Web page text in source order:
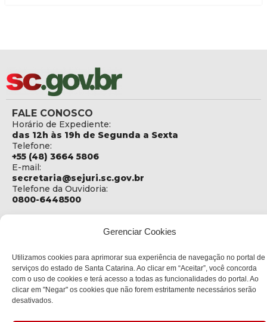
Gerenciar Cookies
Utilizamos cookies para aprimorar sua experiência de navegação no portal de
serviços do estado de Santa Catarina. Ao clicar em “Aceitar”, você concorda
com o uso de cookies e terá acesso a todas as funcionalidades do portal. Ao
clicar em "Negar" os cookies que não forem estritamente necessários serão
desativados.
FALE CONOSCO
Horário de Expediente:
das 12h às 19h de Segunda a Sexta
Telefone:
+55 (48) 3664 5806
E-mail:
secretaria@sejuri.sc.gov.br
Telefone da Ouvidoria:
0800-6448500
SEJURI - Secretaria de Estado de Justiça e Reintegração
Rua Fúlvio Aducci, 1214 - Loja 06
Bairro:
Estreito - Florianópolis - SC
CEP: